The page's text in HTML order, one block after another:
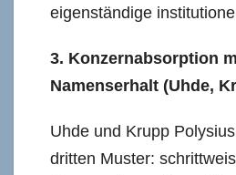
eigenständige
3. Konzernabsorption
Namenserhalt (Uhde,
Uhde und Krupp
dritten Muster: